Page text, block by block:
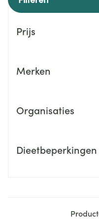
Prijs
Merken
Organisaties
Dieetbeperkingen